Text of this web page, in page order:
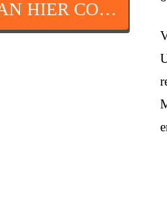
NEEM DAN HIER CONTACT OP